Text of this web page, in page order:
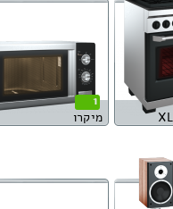
1
מיקרו